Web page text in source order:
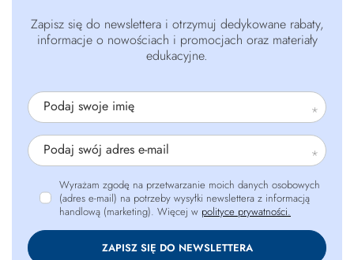
Zapisz się do newslettera i otrzymuj dedykowane rabaty,
informacje o nowościach i promocjach oraz materiały
edukacyjne.
Podaj swoje imię
Podaj swój adres e-mail
Wyrażam zgodę na przetwarzanie moich danych osobowych
(adres e-mail) na potrzeby wysyłki newslettera z informacją
handlową (marketing). Więcej w polityce prywatności.
ZAPISZ SIĘ DO NEWSLETTERA